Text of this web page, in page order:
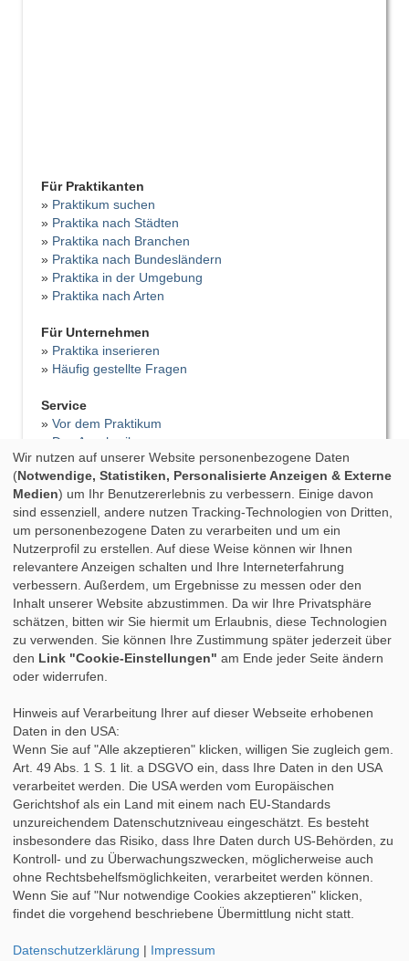
Für Praktikanten
» Praktikum suchen
» Praktika nach Städten
» Praktika nach Branchen
» Praktika nach Bundesländern
» Praktika in der Umgebung
» Praktika nach Arten
Für Unternehmen
» Praktika inserieren
» Häufig gestellte Fragen
Service
» Vor dem Praktikum
Das Anschreiben
»Der Lebenslauf
»Vorstellungsgespräch
»Bewerbungsfehler
»Tipps für das Praktikum
»Praktikumsbericht
»Praktikumszeugnis
»Nach dem Praktikum
»Studium & Praktikum
»Fortbildung
»Auslandspraktikum
»Berufsbegleitendes Studium
Wir nutzen auf unserer Website personenbezogene Daten
(Notwendige, Statistiken, Personalisierte Anzeigen & Externe
Medien) um Ihr Benutzererlebnis zu verbessern. Einige davon
sind essenziell, andere nutzen Tracking-Technologien von Dritten,
um personenbezogene Daten zu verarbeiten und um ein
Nutzerprofil zu erstellen. Auf diese Weise können wir Ihnen
relevantere Anzeigen schalten und Ihre Interneterfahrung
verbessern. Außerdem, um Ergebnisse zu messen oder den
Inhalt unserer Website abzustimmen. Da wir Ihre Privatsphäre
schätzen, bitten wir Sie hiermit um Erlaubnis, diese Technologien
zu verwenden. Sie können Ihre Zustimmung später jederzeit über
den Link "Cookie-Einstellungen" am Ende jeder Seite ändern
oder widerrufen.
Hinweis auf Verarbeitung Ihrer auf dieser Webseite erhobenen
Daten in den USA:
Wenn Sie auf "Alle akzeptieren" klicken, willigen Sie zugleich gem.
Art. 49 Abs. 1 S. 1 lit. a DSGVO ein, dass Ihre Daten in den USA
verarbeitet werden. Die USA werden vom Europäischen
Gerichtshof als ein Land mit einem nach EU-Standards
unzureichendem Datenschutzniveau eingeschätzt. Es besteht
insbesondere das Risiko, dass Ihre Daten durch US-Behörden, zu
Kontroll- und zu Überwachungszwecken, möglicherweise auch
ohne Rechtsbehelfsmöglichkeiten, verarbeitet werden können.
Wenn Sie auf "Nur notwendige Cookies akzeptieren" klicken,
findet die vorgehend beschriebene Übermittlung nicht statt.
Datenschutzerklärung | Impressum